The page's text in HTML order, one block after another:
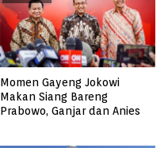
Momen Gayeng Jokowi
Makan Siang Bareng
Prabowo, Ganjar dan Anies